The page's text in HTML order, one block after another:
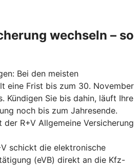
wechseln – so
Bei den meisten
eine Frist bis zum 30. November
Kündigen Sie bis dahin, läuft Ihre
noch bis zum Jahresende.
der R+V Allgemeine Versicherung
schickt die elektronische
(eVB) direkt an die Kfz-